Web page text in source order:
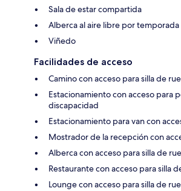
Sala de estar compartida
Alberca al aire libre por temporada
Viñedo
Facilidades de acceso
Camino con acceso para silla de
Estacionamiento con acceso para
discapacidad
Estacionamiento para van con
Mostrador de la recepción con
Alberca con acceso para silla de
Restaurante con acceso para silla
Lounge con acceso para silla de